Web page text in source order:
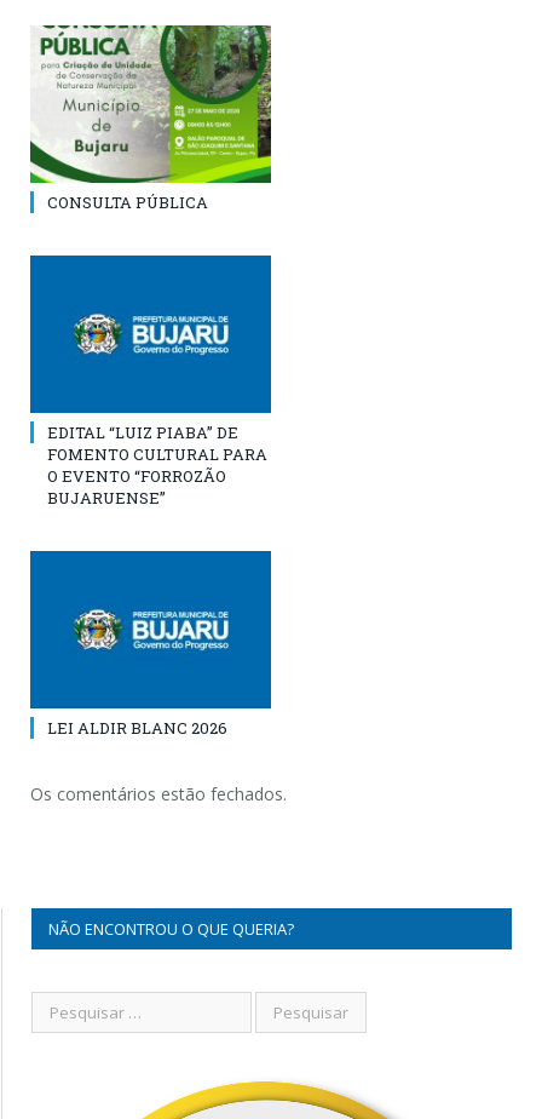
CONSULTA PÚBLICA
EDITAL “LUIZ PIABA” DE
FOMENTO CULTURAL PARA
O EVENTO “FORROZÃO
BUJARUENSE”
LEI ALDIR BLANC 2026
Os comentários estão fechados.
NÃO ENCONTROU O QUE QUERIA?